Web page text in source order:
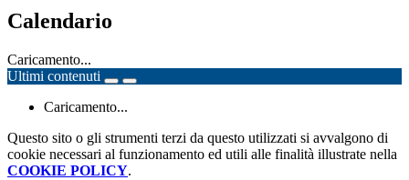
Calendario
Caricamento...
Ultimi contenuti
Caricamento...
Questo sito o gli strumenti terzi da questo utilizzati si avvalgono di
cookie necessari al funzionamento ed utili alle finalità illustrate nella
COOKIE POLICY.